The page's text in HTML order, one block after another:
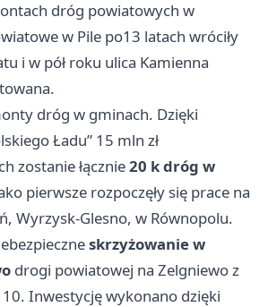
dróg powiatowych w
w Pile po13 latach wróciły
i w pół roku ulica Kamienna
dróg w gminach. Dzięki
Ładu” 15 mln zł
zostanie łącznie20 k dróg w
pierwsze rozpoczęły się prace na
Wyrzysk-Glesno, w Równopolu.
skrzyżowanie w
drogi powiatowej na Zelgniewo z
Inwestycję wykonano dzięki